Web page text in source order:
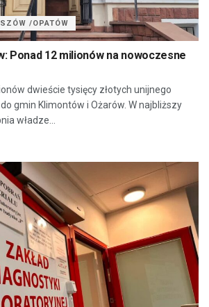
/OPATÓW
Ponad 12 milionów na nowoczesne
dwieście tysięcy złotych unijnego
gmin Klimontów i Ożarów. W najbliższy
władze...